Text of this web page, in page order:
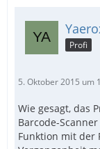
Profi
5. Oktober 2015 um
Wie gesagt, das
Barcode-
Funktion mit der